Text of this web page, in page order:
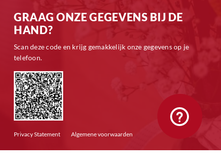
GRAAG ONZE GEGEVENS BIJ DE
HAND?
Scan deze code en krijg gemakkelijk onze gegevens op je
telefoon.
Privacy Statement Algemene voorwaarden